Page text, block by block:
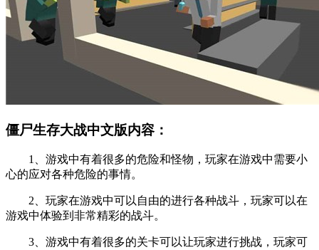
僵尸生存大战中文版内容：
1、游戏中有着很多的危险和怪物，玩家在游戏中需要小
心的应对各种危险的事情。
2、玩家在游戏中可以自由的进行各种战斗，玩家可以在
游戏中体验到非常精彩的战斗。
3、游戏中有着很多的关卡可以让玩家进行挑战，玩家可